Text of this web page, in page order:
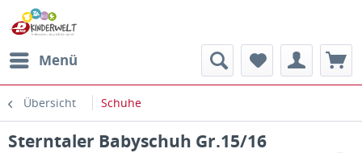
Menü
Übersicht Schuhe
Sterntaler Babyschuh Gr.15/16